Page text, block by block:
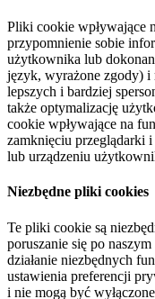
Pliki cookie wpływające
przypomnienie sobie
użytkownika lub
język, wyrażone zgody) i
lepszych i bardziej
także optymalizację
cookie wpływające na
zamknięciu przeglądarki
lub urządzeniu
Niezbędne pliki cookies
Te pliki cookie są
poruszanie się po
działanie niezbędnych
ustawienia preferencji
i nie mogą być